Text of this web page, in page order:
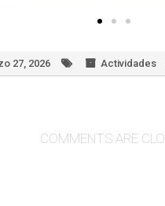
27, 2026 Actividades
COMMENTS ARE